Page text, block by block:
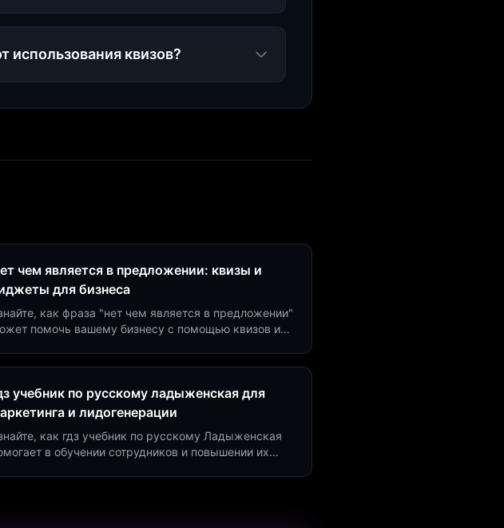
использования квизов?
чем является в предложении: квизы и
для бизнеса
как фраза "нет чем является в предложении"
помочь вашему бизнесу с помощью квизов и
учебник по русскому ладыженская для
и лидогенерации
как гдз учебник по русскому Ладыженская
в обучении сотрудников и повышении их